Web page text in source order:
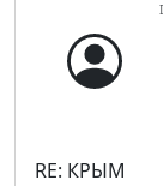
RE: КРЫМ